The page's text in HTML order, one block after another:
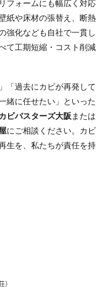
フォームにも幅広く対応
紙や床材の張替え、断熱
強化なども自社で一貫し
て工期短縮・コスト削減
「過去にカビが再発して
緒に任せたい」といった
カビバスターズ大阪 または
にご相談ください。カビ
生を、私たちが責任を持